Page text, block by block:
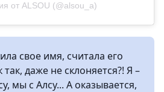
от ALSOU (@alsou_a)
свое имя, считала его
даже не склоняется?! Я –
мы с Алсу... А оказывается,